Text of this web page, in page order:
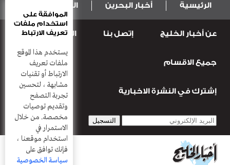
الرئيسية أخبار البحرين المال و الاقتصاد
عربية ودولية الرياضة
قضـايــا وحـــوادث أعمدة
عن أخبار الخليج إتصل بنا المطبعة
جميع الاقسام
إشترك في النشرة الاخبارية
الموافقة على
استخدام ملفات
تعريف الارتباط
يستخدم هذا الموقع
ملفات تعريف
الارتباط أو تقنيات
مشابهة ، لتحسين
تجربة التصفح
وتقديم توصيات
مخصصة. من خلال
الاستمرار في
استخدام موقعنا ،
فإنك توافق على
سياسة الخصوصية